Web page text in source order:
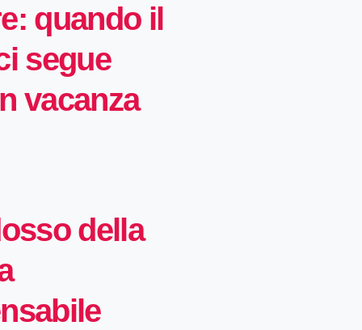
quando il
segue
vacanza
della